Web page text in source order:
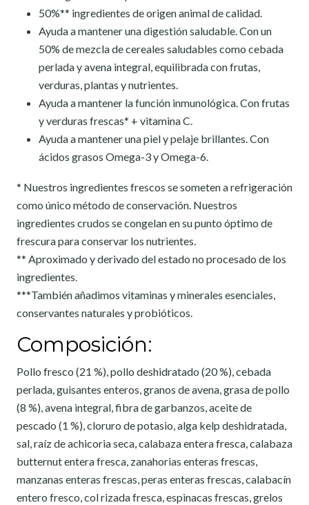
50%** ingredientes de origen animal de calidad.
Ayuda a mantener una digestión saludable. Con un
50% de mezcla de cereales saludables como cebada
perlada y avena integral, equilibrada con frutas,
verduras, plantas y nutrientes.
Ayuda a mantener la función inmunológica. Con frutas
y verduras frescas* + vitamina C.
Ayuda a mantener una piel y pelaje brillantes. Con
ácidos grasos Omega-3 y Omega-6.
* Nuestros ingredientes frescos se someten a refrigeración
como único método de conservación. Nuestros
ingredientes crudos se congelan en su punto óptimo de
frescura para conservar los nutrientes.
** Aproximado y derivado del estado no procesado de los
ingredientes.
***También añadimos vitaminas y minerales esenciales,
conservantes naturales y probióticos.
Composición:
Pollo fresco (21 %), pollo deshidratado (20 %), cebada
perlada, guisantes enteros, granos de avena, grasa de pollo
(8 %), avena integral, fibra de garbanzos, aceite de
pescado (1 %), cloruro de potasio, alga kelp deshidratada,
sal, raíz de achicoria seca, calabaza entera fresca, calabaza
butternut entera fresca, zanahorias enteras frescas,
manzanas enteras frescas, peras enteras frescas, calabacín
entero fresco, col rizada fresca, espinacas frescas, grelos